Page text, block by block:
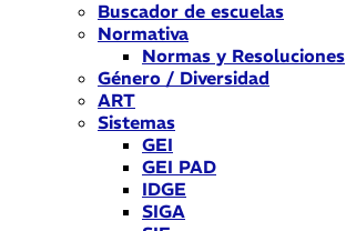
Buscador de escuelas
Normativa
Normas y Resoluciones
Género / Diversidad
ART
Sistemas
GEI
GEI PAD
IDGE
SIGA